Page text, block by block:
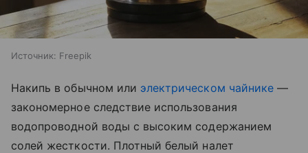
Источник: Freepik
Накипь в обычном или электрическом чайнике —
закономерное следствие использования
водопроводной воды с высоким содержанием
солей жесткости. Плотный белый налет